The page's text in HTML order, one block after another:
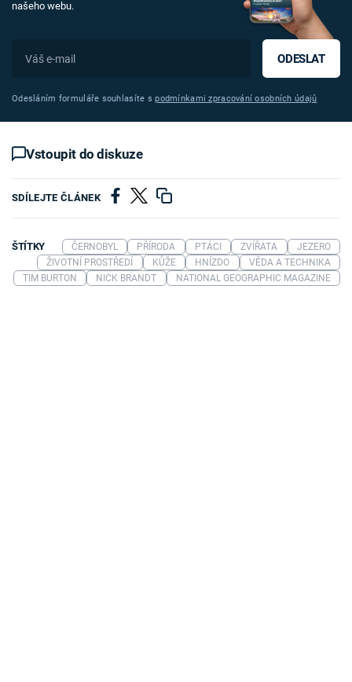
našeho webu.
ODESLAT
Odesláním formuláře souhlasíte spodmínkami zpracování osobních údajů
Vstoupit do diskuze
SDÍLEJTE ČLÁNEK
ŠTÍTKY ČERNOBYL PŘÍRODA PTÁCI ZVÍŘATA
JEZERO
ŽIVOTNÍ PROSTŘEDÍ
KŮŽE HNÍZDO
VĚDA A TECHNIKA
TIM BURTON
NICK BRANDT NATIONAL GEOGRAPHIC MAGAZINE